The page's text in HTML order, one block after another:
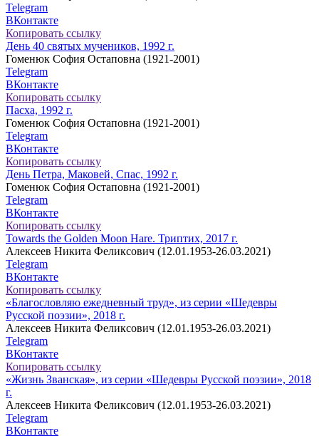
Telegram
ВКонтакте
Копировать ссылку
День 40 святых мучеников, 1992 г.
Гоменюк София Остаповна (1921-2001)
Telegram
ВКонтакте
Копировать ссылку
Пасха, 1992 г.
Гоменюк София Остаповна (1921-2001)
Telegram
ВКонтакте
Копировать ссылку
День Петра, Маковей, Спас, 1992 г.
Гоменюк София Остаповна (1921-2001)
Telegram
ВКонтакте
Копировать ссылку
Towards the Golden Moon Hare. Триптих, 2017 г.
Алексеев Никита Феликсович (12.01.1953-26.03.2021)
Telegram
ВКонтакте
Копировать ссылку
«Благословляю ежедневный труд», из серии «Шедевры
Русской поэзии», 2018 г.
Алексеев Никита Феликсович (12.01.1953-26.03.2021)
Telegram
ВКонтакте
Копировать ссылку
«Жизнь Званская», из серии «Шедевры Русской поэзии», 2018
г.
Алексеев Никита Феликсович (12.01.1953-26.03.2021)
Telegram
ВКонтакте